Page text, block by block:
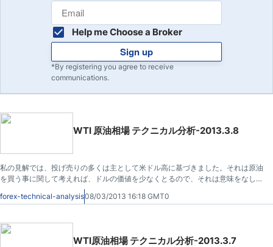
Help me Choose a Broker
Sign up
*By registering you agree to receive
communications.
WTI 原油相場 テクニカル分析-2013.3.8
私の見解では、投げ売りの多くは主として米ドル高に基づきました。それは原油
を買う事に関して考えれば、ドルの価値を少なくとるので、それは意味をなしま
す。ただし、その点に関しては、為替、コモディティ市場はブレイクする必要が
あります。今現在その岐路にある可能性があり、もしそうだとしたら、我々はバ
forex-technical-analysis08/03/2013 16:18 GMT0
WTI原油相場 テクニカル分析-2013.3.7